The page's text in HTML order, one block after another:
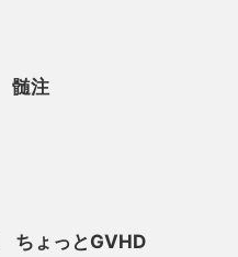
髄注
ちょっとGVHD